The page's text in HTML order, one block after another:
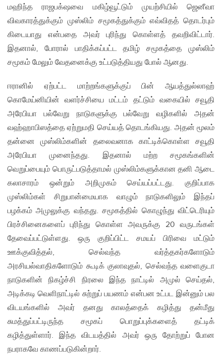
மஹிந்த ராஜபக்‌ஷவை மகிழ்வூட்டும் முயற்சியில் ஜெனீவா
விவகாரத்துக்கும் முஸ்லிம் சமூகத்துக்கும் எவ்விதத் தொடர்பும்
கிடையாது என்பதை அவர் புரிந்து கொள்ளத் தவறிவிட்டார்.
இதனால், போரால் பாதிக்கப்பட்ட தமிழ் சமூகத்தை முஸ்லிம்
சமூகம் மேலும் வேதனைக்கு உட்படுத்தியது போல் ஆனது.
ஈரானில் ஏற்பட்ட மாற்றங்களுக்குப் பின் ஆயத்துல்லாஹ்
கொமேய்னியின் வளர்ச்சியை மட்டம் தட்டும் வகையில் சவூதி
அரேபியா பல்வேறு நாடுகளுக்கு பல்வேறு வழிகளில் அதன்
வஹ்ஹாபிஸத்தை ஏற்றுமதி செய்யத் தொடங்கியது. அதன் மூலம்
தன்னை முஸ்லிம்களின் தலைவனாக காட்டிக்கொள்ள சவூதி
அரேபியா முனைந்தது. இதனால் மற்ற சமூகங்களின்
வெறுப்பையும் பொருட்படுத்தாமல் முஸ்லிம்களுக்கான தனி ஆடை
கலாசாரம் ஒன்றும் அறிமுகம் செய்யப்பட்டது. குறிப்பாக
முஸ்லிம்கள் சிறுபான்மையாக வாழும் நாடுகளிலும் இந்தப்
பழக்கம் அமுலுக்கு வந்தது. சமூகத்தில் கொழுந்து விட்டெரியும்
பிரச்சினைகளைப் புரிந்து கொள்ள அவருக்கு 20 வருடங்கள்
தேவைப்பட்டுள்ளது. ஒரு குறிப்பிட்ட சமயப் பிரிவை மட்டும்
ஊக்குவித்தல், செல்வந்த வர்த்தகர்களோடும்
அரசியல்வாதிகளோடும் கூடிக் குலாவுதல், செல்வந்த வளைகுடா
நாடுகளின் நிகழ்ச்சி நிரலை இந்த நாட்டில் அமுல் செய்தல்,
அடிக்கடி வெளிநாட்டில் சுற்றுப் பயணம் என்பன உட்பட இன்னும் பல
விடயங்களில் அவர் தனது காலத்தைக் கழித்து தன்மீது
சுமத்துப்பட்டிருந்த சமூகப் பொறுப்புக்களைத் தட்டிக்
கழித்துள்ளார். இந்த விடயத்தில் அவர் ஒரு தோற்றுப் போன
நபராகவே காணப்படுகின்றார்.